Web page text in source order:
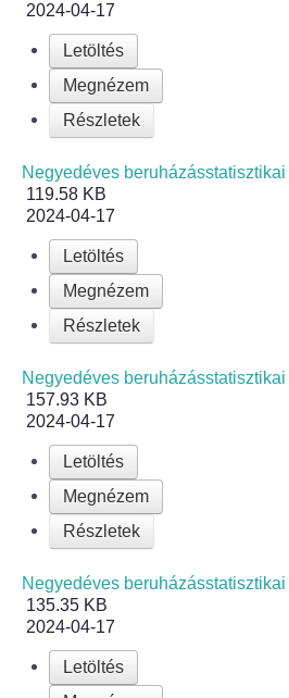
2024-04-17
Letöltés
Megnézem
Részletek
Negyedéves
119.58 KB
2024-04-17
Letöltés
Megnézem
Részletek
Negyedéves
157.93 KB
2024-04-17
Letöltés
Megnézem
Részletek
Negyedéves
135.35 KB
2024-04-17
Letöltés